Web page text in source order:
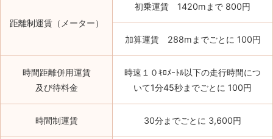
距離制運賃（メーター）
初乗運賃 1420mまで 800円
加算運賃 288mまでごとに 100円
時間距離併用運賃
及び待料金
時速１０ｷﾛﾒｰﾄﾙ以下の走行時間につ
いて1分45秒までごとに 100円
時間制運賃 30分までごとに 3,600円